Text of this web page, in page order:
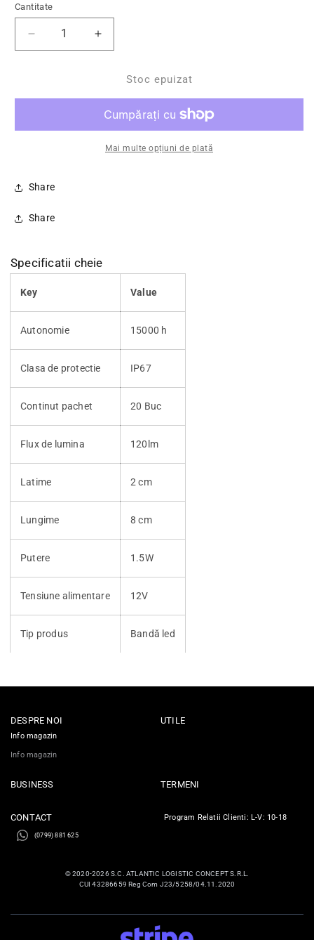
Cantitate
Stoc epuizat
Mai multe opțiuni de plată
Share
Share
Specificatii cheie
Key Value
Autonomie 15000 h
Clasa de protectie IP67
Continut pachet 20 Buc
Flux de lumina 120lm
Latime 2 cm
Lungime 8 cm
Putere 1.5W
Tensiune alimentare 12V
Tip produs Bandă led
DESPRE NOI
Info magazin
Info magazin
UTILE
BUSINESS TERMENI
CONTACT
(0799) 881 625
Program Relatii Clienti: L-V: 10-18
© 2020-2026 S.C. ATLANTIC LOGISTIC CONCEPT S.R.L.
CUI 43286659 Reg Com J23/5258/04.11.2020